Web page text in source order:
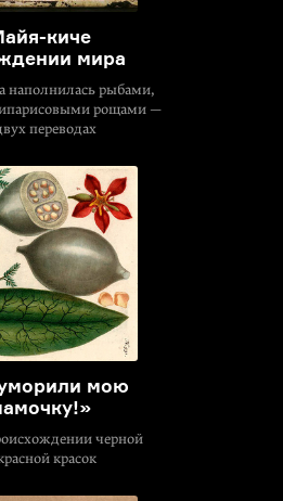
киче
мира
наполнилась рыбами,
рощами —
переводах
мою
черной
красок